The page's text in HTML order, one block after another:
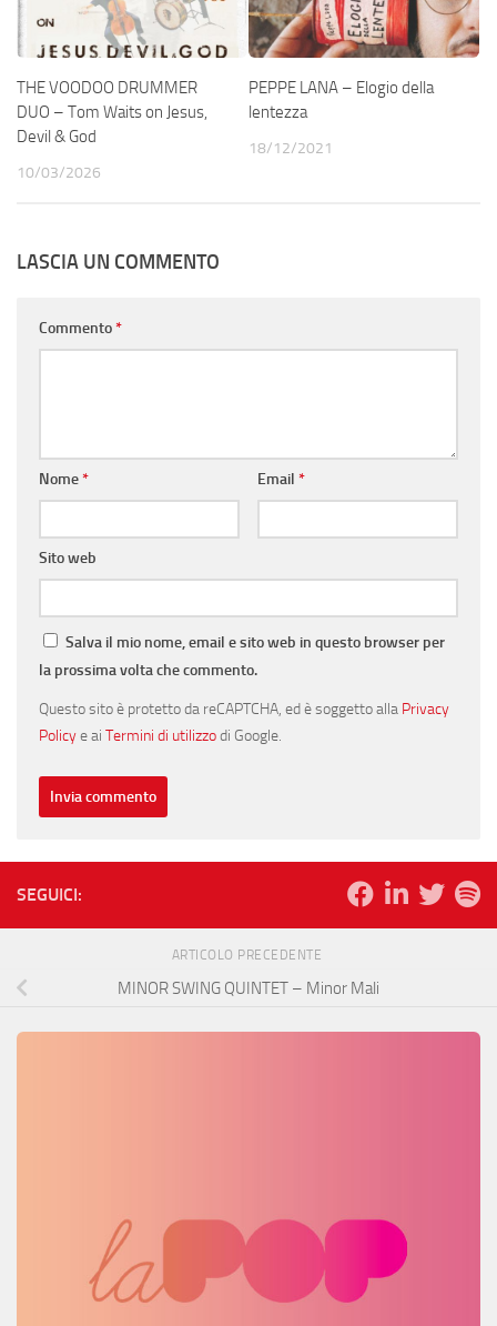
THE VOODOO DRUMMER
DUO – Tom Waits on Jesus,
Devil & God
10/03/2026
PEPPE LANA – Elogio della
lentezza
18/12/2021
LASCIA UN COMMENTO
Commento*
Nome* Email *
Sito web
Salva il mio nome, email e sito web in questo browser per
la prossima volta che commento.
Questo sito è protetto da reCAPTCHA, ed è soggetto alla Privacy
Policye ai Termini di utilizzodi Google.
SEGUICI:
ARTICOLO PRECEDENTE
MINOR SWING QUINTET – Minor Mali